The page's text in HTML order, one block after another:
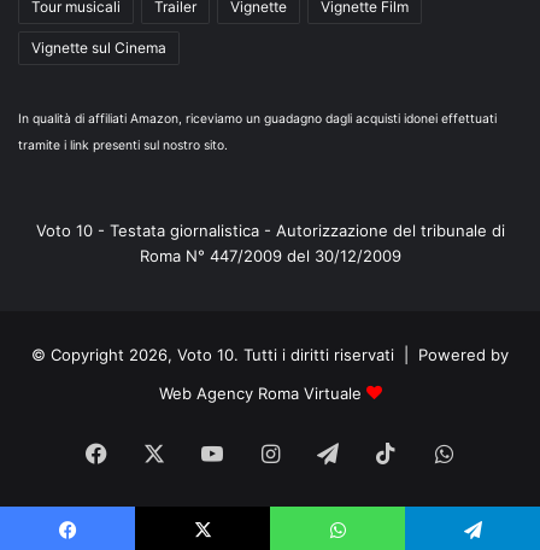
Tour musicali Trailer Vignette Vignette Film
Vignette sul Cinema
In qualità di affiliati Amazon, riceviamo un guadagno dagli acquisti idonei effettuati
tramite i link presenti sul nostro sito.
Voto 10 - Testata giornalistica - Autorizzazione del tribunale di
Roma N° 447/2009 del 30/12/2009
© Copyright 2026, Voto 10. Tutti i diritti riservati | Powered by
Web Agency Roma Virtuale
Facebook You
Tube
Instagram
TelegramTikTok